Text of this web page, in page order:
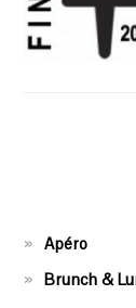
Apéro
Brunch &